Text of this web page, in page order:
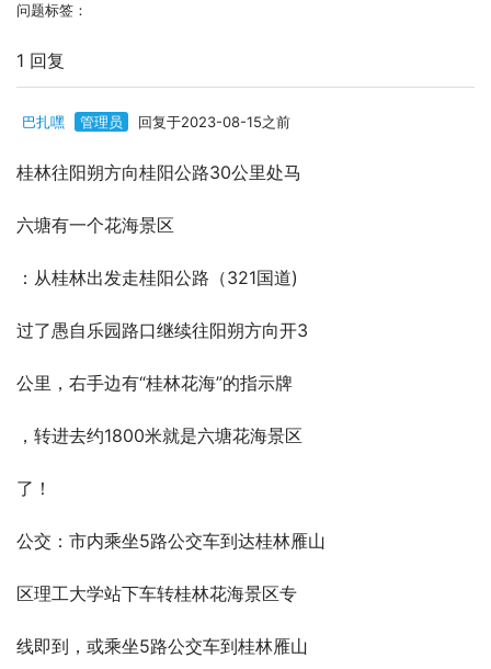
问题标签：
1 回复
巴扎嘿 管理员 回复于2023-08-15之前
桂林往阳朔方向桂阳公路30公里处马
六塘有一个花海景区
：从桂林出发走桂阳公路（321国道)
过了愚自乐园路口继续往阳朔方向开3
公里，右手边有“桂林花海”的指示牌
，转进去约1800米就是六塘花海景区
了！
公交：市内乘坐5路公交车到达桂林雁山
区理工大学站下车转桂林花海景区专
线即到，或乘坐5路公交车到桂林雁山